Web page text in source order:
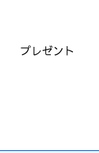
プレゼント